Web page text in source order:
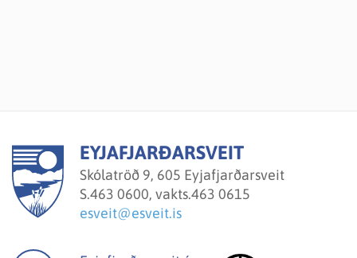
EYJAFJARÐARSVEIT
Skólatröð 9, 605 Eyjafjarðarsveit
S.463 0600, vakts.463 0615
esveit@esveit.is